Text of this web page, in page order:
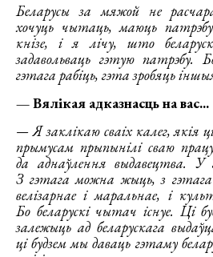
Беларусы за мяжой не
хочуць чытаць, маюць
кнізе, і я лічу, што
задавольваць гэтую патрэбу.
гэтага рабіць, гэта зробяць
— Вялікая адказнасць на вас...
— Я заклікаю сваіх калег, якія
прымусам прыпынілі сваю
да аднаўлення выдавецтва. У
З гэтага можна жыць, з
велізарнае і маральнае, і
Бо беларускі чытач існуе. Ці
залежыць ад беларускага
ці будзем мы даваць гэтаму